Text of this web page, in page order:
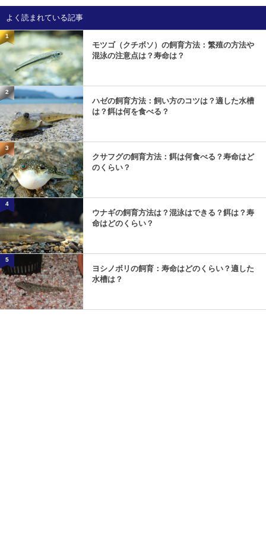
よく読まれている記事
1
モツゴ（クチボソ）の飼育方法：繁殖の方法や
混泳の注意点は？寿命は？
2
ハゼの飼育方法：飼い方のコツは？適した水槽
は？餌は何を食べる？
3
クサフグの飼育方法：餌は何食べる？寿命はど
のくらい？
4
ウナギの飼育方法は？混泳はできる？餌は？寿
命はどのくらい？
5
ヨシノボリの飼育：寿命はどのくらい？適した
水槽は？